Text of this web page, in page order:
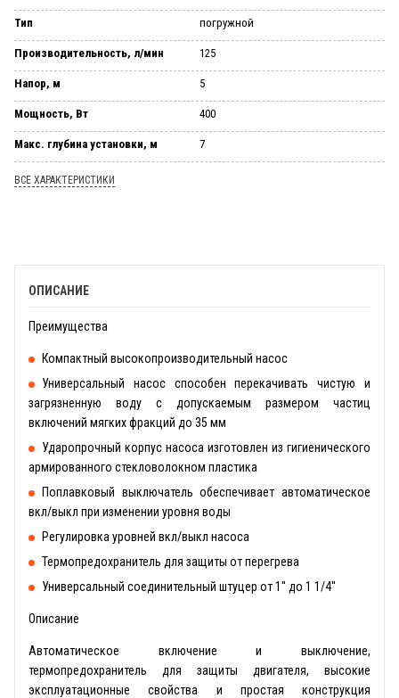
Тип погружной
Производительность, л/мин 125
Напор, м 5
Мощность, Вт 400
Макс. глубина установки, м 7
ВСЕ ХАРАКТЕРИСТИКИ
ОПИСАНИЕ
Преимущества
Компактный высокопроизводительный насос
Универсальный насос способен перекачивать чистую и
загрязненную воду с допускаемым размером частиц
включений мягких фракций до 35 мм
Ударопрочный корпус насоса изготовлен из гигиенического
армированного стекловолокном пластика
Поплавковый выключатель обеспечивает автоматическое
вкл/выкл при изменении уровня воды
Регулировка уровней вкл/выкл насоса
Термопредохранитель для защиты от перегрева
Универсальный соединительный штуцер от 1'' до 1 1/4''
Описание
Автоматическое включение и выключение,
термопредохранитель для защиты двигателя, высокие
эксплуатационные свойства и простая конструкция